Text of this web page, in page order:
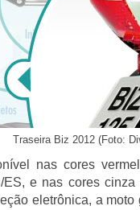
Traseira Biz 2012 (Foto:
nas cores
e nas cores
eletrônica, a